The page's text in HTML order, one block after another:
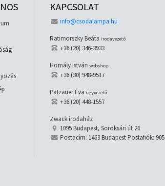
KAPCSOLAT
info@csodalampa.hu
Ratimorszky Beáta irodavezető
+36 (20) 346-3933
Homály István webshop
+36 (30) 948-9517
Patzauer Éva ügyvezető
+36 (20) 448-1557
Zwack irodaház
1095 Budapest, Soroksári út 26
Postacím: 1463 Budapest Postafiók: 905